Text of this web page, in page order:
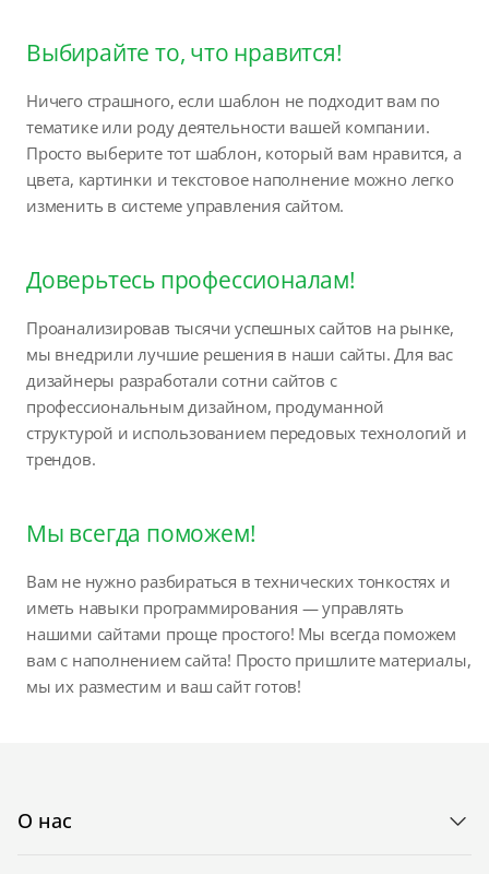
Выбирайте то, что нравится!
Ничего страшного, если шаблон не подходит вам по
тематике или роду деятельности вашей компании.
Просто выберите тот шаблон, который вам нравится, а
цвета, картинки и текстовое наполнение можно легко
изменить в системе управления сайтом.
Доверьтесь профессионалам!
Проанализировав тысячи успешных сайтов на рынке,
мы внедрили лучшие решения в наши сайты. Для вас
дизайнеры разработали сотни сайтов с
профессиональным дизайном, продуманной
структурой и использованием передовых технологий и
трендов.
Мы всегда поможем!
Вам не нужно разбираться в технических тонкостях и
иметь навыки программирования — управлять
нашими сайтами проще простого! Мы всегда поможем
вам с наполнением сайта! Просто пришлите материалы,
мы их разместим и ваш сайт готов!
О нас